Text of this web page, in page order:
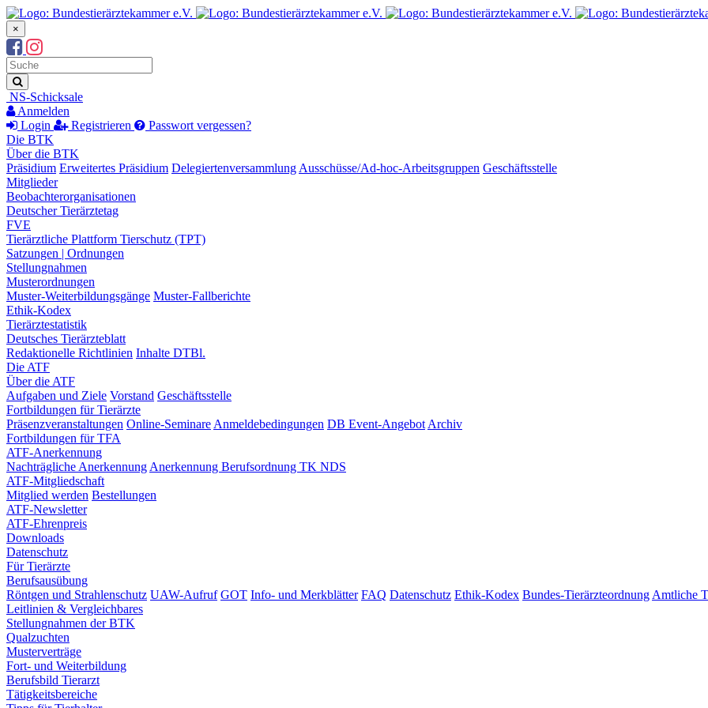
×
Suchbegriff
Suche
NS-Schicksale
Anmelden
Login
Registrieren
Passwort vergessen?
Die BTK
Über die BTK
Präsidium Erweitertes Präsidium Delegiertenversammlung Ausschüsse/Ad-hoc-Arbeitsgruppen Geschäftsstelle
Mitglieder
Beobachterorganisationen
Deutscher Tierärztetag
FVE
Tierärztliche Plattform Tierschutz (TPT)
Satzungen | Ordnungen
Stellungnahmen
Musterordnungen
Muster-Weiterbildungsgänge Muster-Fallberichte
Ethik-Kodex
Tierärztestatistik
Deutsches Tierärzteblatt
Redaktionelle Richtlinien Inhalte DTBl.
Die ATF
Über die ATF
Aufgaben und Ziele Vorstand Geschäftsstelle
Fortbildungen für Tierärzte
Präsenzveranstaltungen Online-Seminare Anmeldebedingungen DB Event-Angebot Archiv
Fortbildungen für TFA
ATF-Anerkennung
Nachträgliche Anerkennung Anerkennung Berufsordnung TK NDS
ATF-Mitgliedschaft
Mitglied werden Bestellungen
ATF-Newsletter
ATF-Ehrenpreis
Downloads
Datenschutz
Für Tierärzte
Berufsausübung
Röntgen und Strahlenschutz UAW-Aufruf GOT Info- und Merkblätter FAQ Datenschutz Ethik-Kodex Bundes-Tierärzteordnung Amtliche
Leitlinien & Vergleichbares
Stellungnahmen der BTK
Qualzuchten
Musterverträge
Fort- und Weiterbildung
Berufsbild Tierarzt
Tätigkeitsbereiche